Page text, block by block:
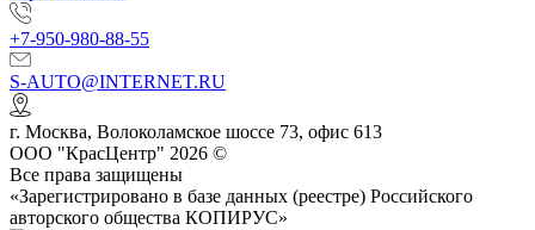
+7-950-980-88-55
S-AUTO@INTERNET.RU
г. Москва, Волоколамское шоссе 73, офис 613
ООО "КрасЦентр" 2026 ©
Все права защищены
«Зарегистрировано в базе данных (реестре) Российского
авторского общества КОПИРУС»